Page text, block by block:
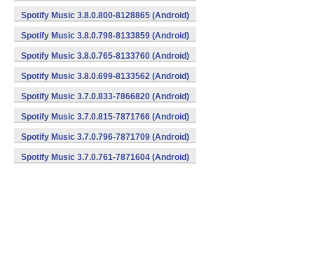
Spotify Music 3.8.0.800-8128865 (Android)
Spotify Music 3.8.0.798-8133859 (Android)
Spotify Music 3.8.0.765-8133760 (Android)
Spotify Music 3.8.0.699-8133562 (Android)
Spotify Music 3.7.0.833-7866820 (Android)
Spotify Music 3.7.0.815-7871766 (Android)
Spotify Music 3.7.0.796-7871709 (Android)
Spotify Music 3.7.0.761-7871604 (Android)